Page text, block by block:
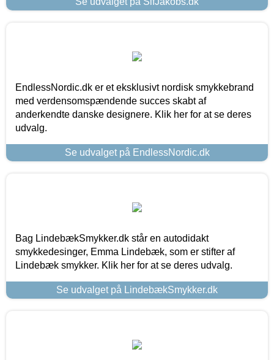
EndlessNordic.dk er et eksklusivt nordisk smykkebrand
med verdensomspændende succes skabt af
anderkendte danske designere. Klik her for at se deres
udvalg.
Se udvalget på EndlessNordic.dk
Bag LindebækSmykker.dk står en autodidakt
smykkedesinger, Emma Lindebæk, som er stifter af
Lindebæk smykker. Klik her for at se deres udvalg.
Se udvalget på LindebækSmykker.dk